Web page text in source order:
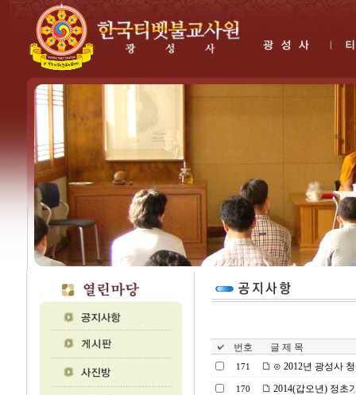
번호 글 제 목
171 ⊙ 2012년 광성사
170 2014(갑오년) 정초